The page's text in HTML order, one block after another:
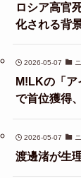
ロシア高官
化される背
2026-05-07
M!LKの「
で首位獲得
2026-05-07
渡邊渚が生